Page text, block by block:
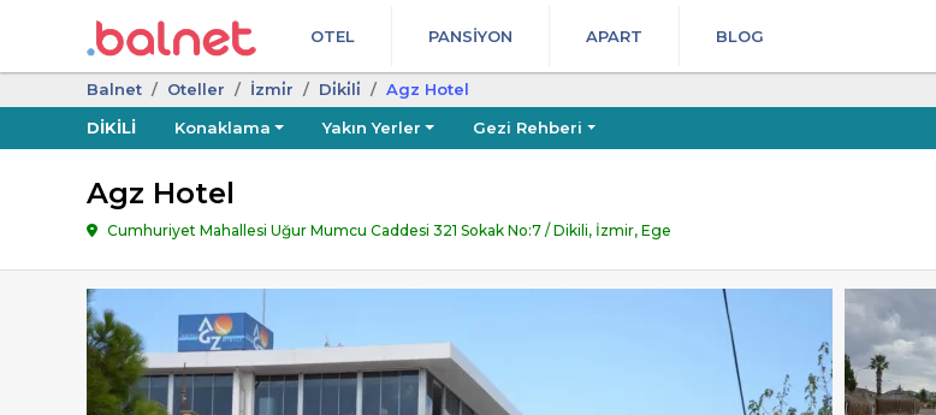
OTEL PANSIYON APART BLOG
Balnet Oteller İzmi̇r Di̇ki̇li̇
Agz Hotel
DIKILI
Konaklama Yakın Yerler Gezi Rehberi
Agz Hotel
Cumhuriyet Mahallesi Uğur Mumcu Caddesi 321 Sokak No:7 / Dikili, İzmir, Ege